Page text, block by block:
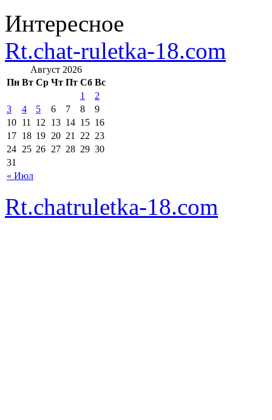
Интересное
Rt.chat-ruletka-18.com
Август 2026
Пн Вт Ср Чт Пт Сб Вс
« Июл
1
2
3
4 5 6 7 8
9
10 11 12 13 14 15 16
17 18 19 20 21 22 23
24 25 26 27 28 29 30
31
Rt.chatruletka-18.com